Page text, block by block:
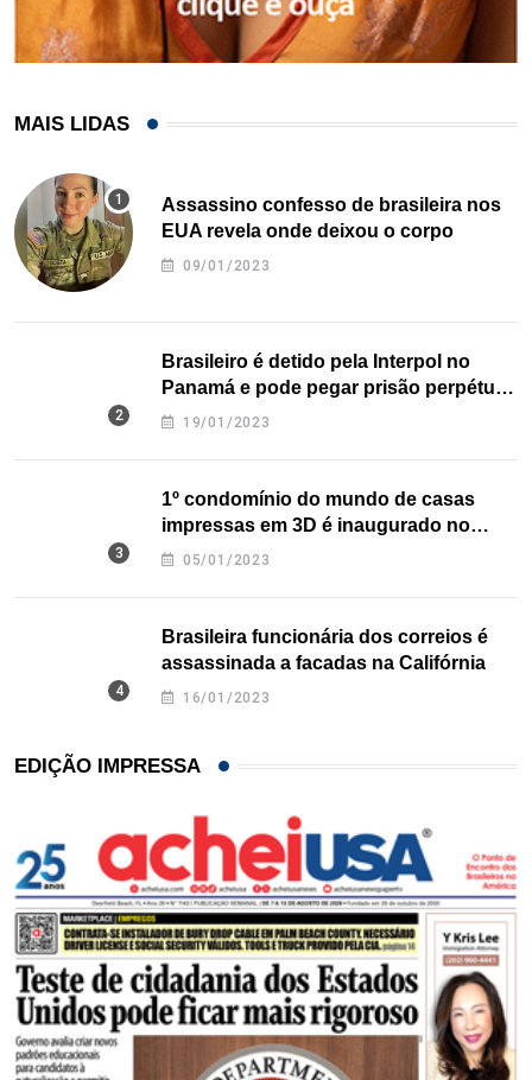
MAIS LIDAS
Assassino confesso de brasileira nos
EUA revela onde deixou o corpo
09/01/2023
Brasileiro é detido pela Interpol no
Panamá e pode pegar prisão perpétua
nos EUA
19/01/2023
1º condomínio do mundo de casas
impressas em 3D é inaugurado no
Texas
05/01/2023
Brasileira funcionária dos correios é
assassinada a facadas na Califórnia
16/01/2023
EDIÇÃO IMPRESSA